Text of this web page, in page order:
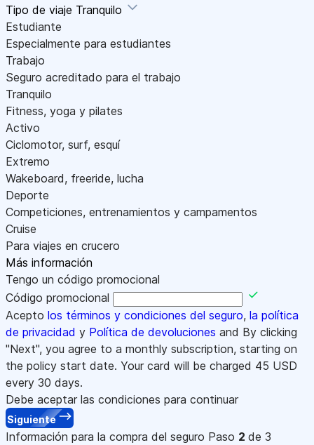
Tipo de viaje Tranquilo
Estudiante
Especialmente para estudiantes
Trabajo
Seguro acreditado para el trabajo
Tranquilo
Fitness, yoga y pilates
Activo
Ciclomotor, surf, esquí
Extremo
Wakeboard, freeride, lucha
Deporte
Competiciones, entrenamientos y campamentos
Cruise
Para viajes en crucero
Más información
Tengo un código promocional
Código promocional
Acepto los términos y condiciones del seguro, la política
de privacidad y Política de devoluciones and By clicking
"Next", you agree to a monthly subscription, starting on
the policy start date. Your card will be charged 45 USD
every 30 days.
Debe aceptar las condiciones para continuar
Siguiente
Información para la compra del seguro Paso 2 de 3